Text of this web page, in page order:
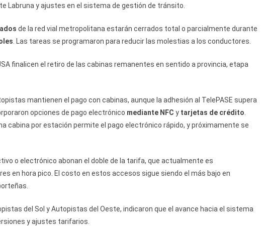
Labruna y ajustes en el sistema de gestión de tránsito.
de la red vial metropolitana estarán cerrados total o parcialmente durante
. Las tareas se programaron para reducir las molestias a los conductores.
finalicen el retiro de las cabinas remanentes en sentido a provincia, etapa
mantienen el pago con cabinas, aunque la adhesión al TelePASE supera
opciones de pago electrónico mediante NFC y tarjetas de crédito.
cabina por estación permite el pago electrónico rápido, y próximamente se
o electrónico abonan el doble de la tarifa, que actualmente es
en hora pico. El costo en estos accesos sigue siendo el más bajo en
del Sol y Autopistas del Oeste, indicaron que el avance hacia el sistema
y ajustes tarifarios.